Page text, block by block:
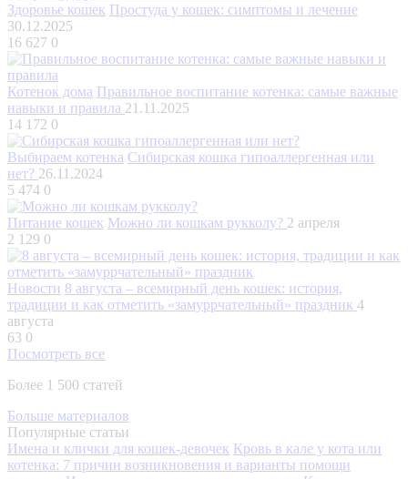
Здоровье кошек Простуда у кошек: симптомы и лечение
30.12.2025
16 627 0
Котенок дома Правильное воспитание котенка: самые важные
навыки и правила 21.11.2025
14 172 0
Выбираем котенка Сибирская кошка гипоаллергенная или
нет? 26.11.2024
5 474 0
Питание кошек Можно ли кошкам рукколу? 2 апреля
2 129 0
Новости 8 августа – всемирный день кошек: история,
традиции и как отметить «замуррчательный» праздник 4
августа
63 0
Посмотреть все
Более 1 500 статей
Больше материалов
Популярные статьи
Имена и клички для кошек-девочек Кровь в кале у кота или
котенка: 7 причин возникновения и варианты помощи